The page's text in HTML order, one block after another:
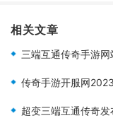
相关文章
三端互通传奇手游网
传奇手游开服网
超变三端互通传奇发